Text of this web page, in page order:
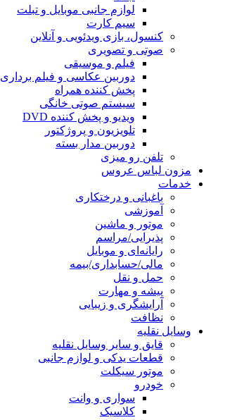
لوازم جانبی موبایل و تبلت
سیم کارت
کنسول، بازی‌ ویدئویی و آنلاین
صوتی و تصویری
فیلم و موسیقی
دوربین عکاسی و فیلم برداری
پخش کننده همراه
سیستم صوتی خانگی
ویدیو و پخش کننده DVD
تلویزیون و پروژکتور
دوربین مدار بسته
تلفن رو میزی
مزون لباس عروس
خدمات
باغبانی و درختکاری
آموزشی
موتور و ماشین
پذیرایی/مراسم
رایانه‌ای و موبایل
مالی/حسابداری/بیمه
حمل و نقل
پیشه و مهارت
آرایشگری و زیبایی
نظافت
وسایل نقلیه
قایق و سایر وسایل نقلیه
قطعات یدکی و لوازم جانبی
موتور سیکلت
خودرو
سواری و وانت
کلاسیک